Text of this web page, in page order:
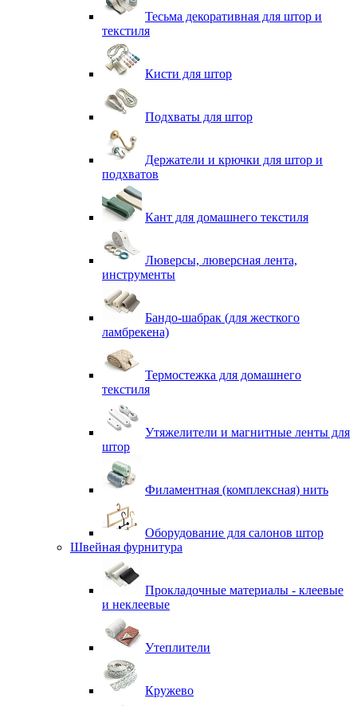
Тесьма декоративная для штор и
текстиля
Кисти для штор
Подхваты для штор
Держатели и крючки для штор и
подхватов
Кант для домашнего текстиля
Люверсы, люверсная лента,
инструменты
Бандо-шабрак (для жесткого
ламбрекена)
Термостежка для домашнего
текстиля
Утяжелители и магнитные ленты для
штор
Филаментная (комплексная) нить
Оборудование для салонов штор
Швейная фурнитура
Прокладочные материалы - клеевые
и неклеевые
Утеплители
Кружево